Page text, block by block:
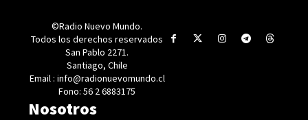
©Radio Nuevo Mundo.
Todos los derechos reservados
San Pablo 2271.
Santiago, Chile
Email : info@radionuevomundo.cl
Fono: 56 2 6883175
Nosotros